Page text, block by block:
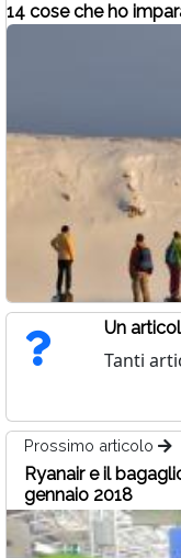
14 cose che ho
Un
Tanti
Prossimo articolo
Ryanair e il
gennaio 2018